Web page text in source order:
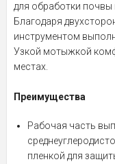
для обработки почвы
Благодаря
инструментом
Узкой мотыжкой
местах.
Преимущества
Рабочая часть
пленкой для